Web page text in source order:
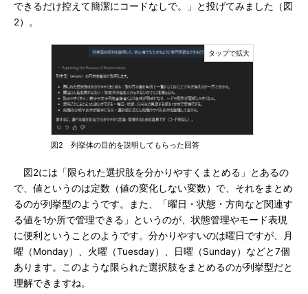
できるだけ控えて簡潔にコードなしで。」と投げてみました（図
2）。
図2 列挙体の目的を説明してもらった回答
図2には「限られた選択肢を分かりやすくまとめる」とあるの
で、値というのは定数（値の変化しない変数）で、それをまとめ
るのが列挙型のようです。また、「曜日・状態・方向など関連す
る値を1か所で管理できる」というのが、状態管理やモード表現
に便利ということのようです。分かりやすいのは曜日ですが、月
曜（Monday）、火曜（Tuesday）、日曜（Sunday）などと7個
あります。このような限られた選択肢をまとめるのが列挙型だと
理解できますね。